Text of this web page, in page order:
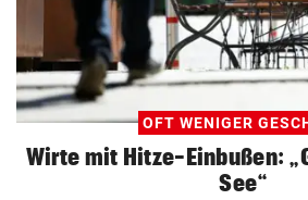
OFT WENIGER
Wirte mit Hitze-Einbußen:
See“